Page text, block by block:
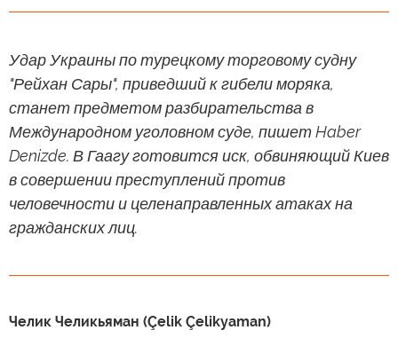
Удар Украины по турецкому торговому судну
"Рейхан Сары", приведший к гибели моряка,
станет предметом разбирательства в
Международном уголовном суде, пишет Haber
Denizde. В Гаагу готовится иск, обвиняющий Киев
в совершении преступлений против
человечности и целенаправленных атаках на
гражданских лиц.
Челик Челикьяман (Çelik Çelikyaman)